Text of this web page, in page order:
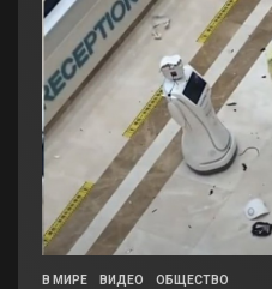
В МИРЕ ВИДЕО ОБЩЕСТВО